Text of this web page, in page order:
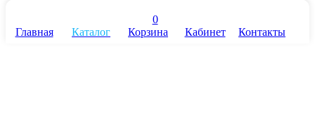
Главная Каталог
0
Корзина
Кабинет Контакты